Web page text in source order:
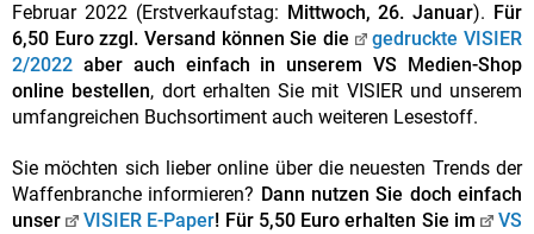
Februar 2022 (Erstverkaufstag: Mittwoch, 26. Januar). Für
6,50 Euro zzgl. Versand können Sie die
gedruckte VISIER
2/2022 aber auch einfach in unserem VS Medien-Shop
online bestellen, dort erhalten Sie mit VISIER und unserem
umfangreichen Buchsortiment auch weiteren Lesestoff.
Sie möchten sich lieber online über die neuesten Trends der
Waffenbranche informieren? Dann nutzen Sie doch einfach
unser
VISIER E-Paper! Für 5,50 Euro erhalten Sie im
VS